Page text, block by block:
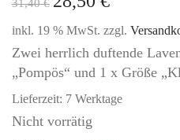
31,40€
inkl. 19 % MwSt. zzgl.
Zwei herrlich duftende
„Pompös“ und 1 x Größe
Lieferzeit: 7 Werktage
Nicht vorrätig